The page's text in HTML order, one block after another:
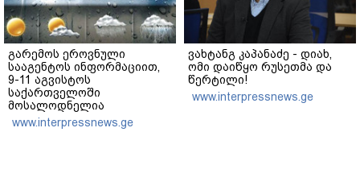
გარემოს ეროვნული
სააგენტოს ინფორმაციით,
9-11 აგვისტოს
საქართველოში
მოსალოდნელია
დროგამოშვებით წვიმა
www.interpressnews.ge
ვახტანგ კაპანაძე - დიახ,
ომი დაიწყო რუსეთმა და
წერტილი!
www.interpressnews.ge